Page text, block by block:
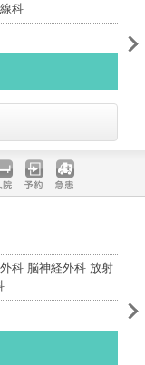
科
院 予約 急患
科 脳神経外科 放射